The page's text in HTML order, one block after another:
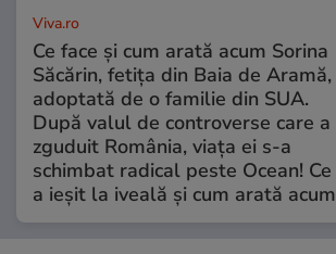
Viva.ro
Ce face și cum arată acum Sorina
Săcărin, fetița din Baia de Aramă,
adoptată de o familie din SUA.
După valul de controverse care a
zguduit România, viața ei s-a
schimbat radical peste Ocean! Ce
a ieșit la iveală și cum arată acum